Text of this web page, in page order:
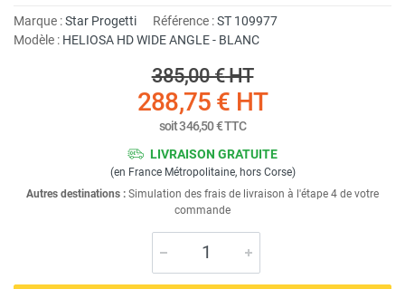
Marque :Star Progetti Référence :ST 109977
Modèle : HELIOSA HD WIDE ANGLE - BLANC
385,00 €HT
288,75 € HT
soit346,50 €TTC
LIVRAISON GRATUITE
(en France Métropolitaine, hors Corse)
Autres destinations : Simulation des frais de livraison à l'étape 4 de votre
commande